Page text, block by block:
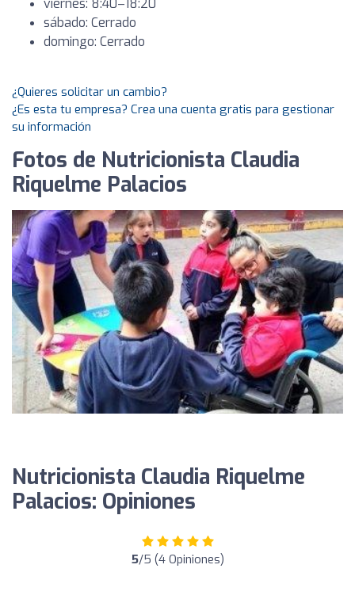
viernes: 8:40–18:20
sábado: Cerrado
domingo: Cerrado
¿Quieres solicitar un cambio?
¿Es esta tu empresa? Crea una cuenta gratis para gestionar
su información
Fotos de Nutricionista Claudia
Riquelme Palacios
Nutricionista Claudia Riquelme
Palacios: Opiniones
5/5 (4 Opiniones)